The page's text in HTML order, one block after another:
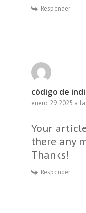
Responder
código de
enero 29, 2025 a
Your
there any
Thanks!
Responder